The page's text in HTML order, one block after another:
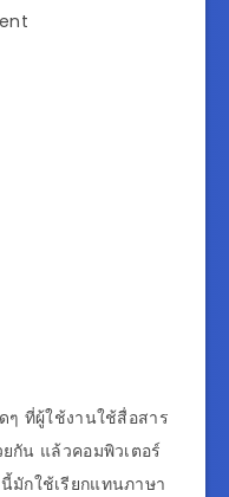
ๆ ที่ผู้ใช้งานใช้สื่อสาร
กัน แล้วคอมพิวเตอร์
มักใช้เรียกแทนภาษา